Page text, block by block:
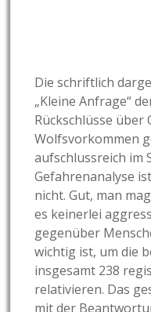
Die schriftlich
„Kleine Anfrage“
Rückschlüsse
Wolfsvorkommen
aufschlussreich im
Gefahrenanalyse
nicht. Gut, man
es keinerlei
gegenüber
wichtig ist, um die
insgesamt 238
relativieren. Das
mit der